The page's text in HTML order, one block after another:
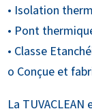
• Isolation
• Pont
• Classe
o Conçue et
La